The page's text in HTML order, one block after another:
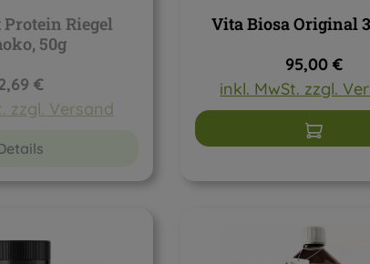
Riegel
50g
Preis:
€
zzgl. Versand
Vita Biosa Original
Regulärer
95,00 €
inkl. MwSt. zzgl.
In den